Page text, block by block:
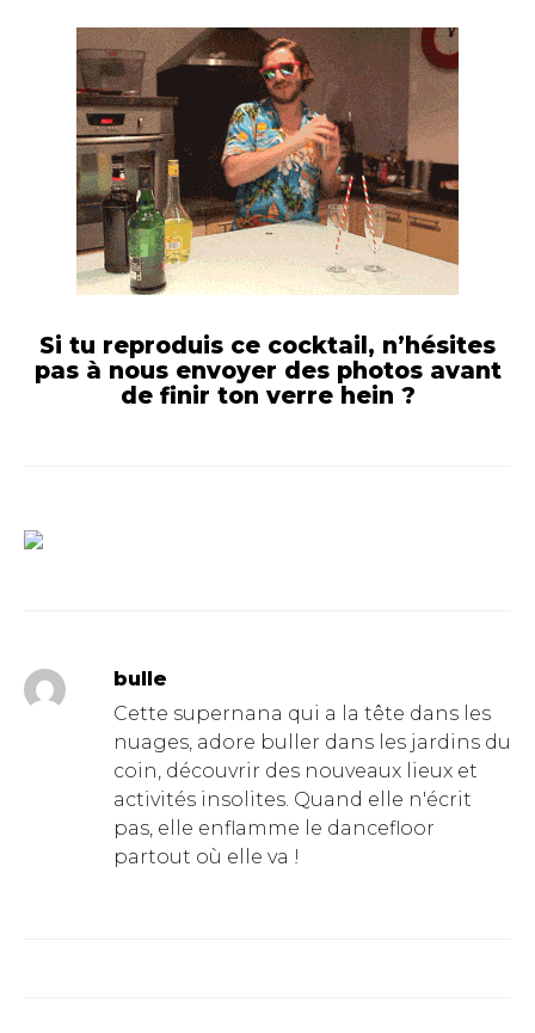
Si tu reproduis ce cocktail, n’hésites
pas à nous envoyer des photos avant
de finir ton verre hein ?
bulle
Cette supernana qui a la tête dans les
nuages, adore buller dans les jardins du
coin, découvrir des nouveaux lieux et
activités insolites. Quand elle n'écrit
pas, elle enflamme le dancefloor
partout où elle va !